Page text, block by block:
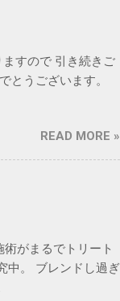
すので 引き続きご
とうございます。
READ MORE »
がまるでトリート
中。 ブレンドし過ぎ